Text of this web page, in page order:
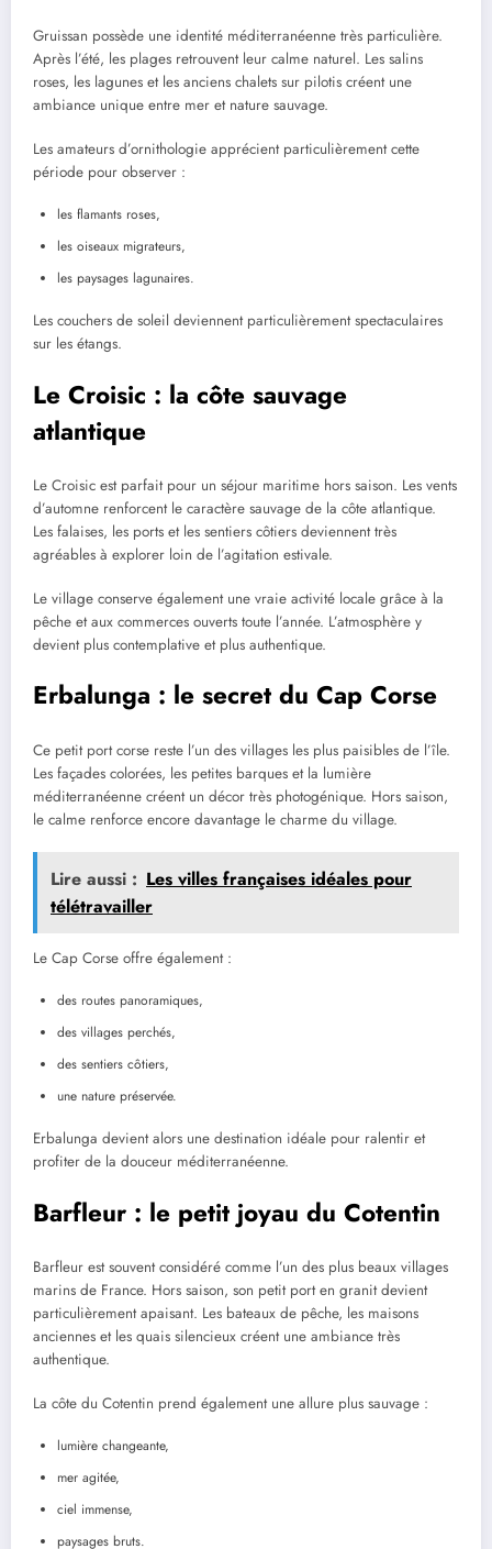
Gruissan possède une identité méditerranéenne très particulière.
Après l’été, les plages retrouvent leur calme naturel. Les salins
roses, les lagunes et les anciens chalets sur pilotis créent une
ambiance unique entre mer et nature sauvage.
Les amateurs d’ornithologie apprécient particulièrement cette
période pour observer :
les flamants roses,
les oiseaux migrateurs,
les paysages lagunaires.
Les couchers de soleil deviennent particulièrement spectaculaires
sur les étangs.
Le Croisic : la côte sauvage
atlantique
Le Croisic est parfait pour un séjour maritime hors saison. Les vents
d’automne renforcent le caractère sauvage de la côte atlantique.
Les falaises, les ports et les sentiers côtiers deviennent très
agréables à explorer loin de l’agitation estivale.
Le village conserve également une vraie activité locale grâce à la
pêche et aux commerces ouverts toute l’année. L’atmosphère y
devient plus contemplative et plus authentique.
Erbalunga : le secret du Cap Corse
Ce petit port corse reste l’un des villages les plus paisibles de l’île.
Les façades colorées, les petites barques et la lumière
méditerranéenne créent un décor très photogénique. Hors saison,
le calme renforce encore davantage le charme du village.
Lire aussi : Les villes françaises idéales pour
télétravailler
Le Cap Corse offre également :
des routes panoramiques,
des villages perchés,
des sentiers côtiers,
une nature préservée.
Erbalunga devient alors une destination idéale pour ralentir et
profiter de la douceur méditerranéenne.
Barfleur : le petit joyau du Cotentin
Barfleur est souvent considéré comme l’un des plus beaux villages
marins de France. Hors saison, son petit port en granit devient
particulièrement apaisant. Les bateaux de pêche, les maisons
anciennes et les quais silencieux créent une ambiance très
authentique.
La côte du Cotentin prend également une allure plus sauvage :
lumière changeante,
mer agitée,
ciel immense,
paysages bruts.